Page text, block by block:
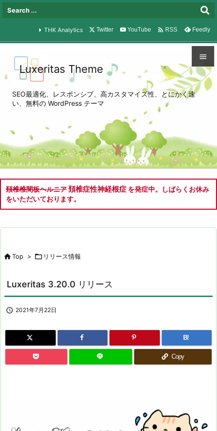


メニュ

次へ

検索
THK Analytics Twitter YouTube  RSS Feedly
Luxeritas Theme
SEO最適化、レスポンシブ、高カスタマイズ性、とにかく速
い、無料の WordPress テーマ
頚椎椎間板ヘルニア頚椎症性神経根症 を発症中。しばらくお休み
をいただいております。
Top >  リリース情報
Luxeritas 3.20.0 リリース
 2021年7月22日
B!
Copy